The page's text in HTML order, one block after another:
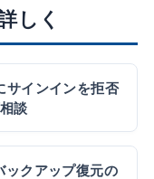
しく
サインインを拒否
談
クアップ復元の